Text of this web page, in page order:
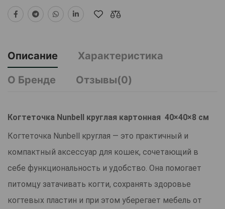
Описание
Характеристика
О Бренде
Отзывы(0)
Когтеточка Nunbell круглая картонная 40×40×8 см
Когтеточка Nunbell круглая — это практичный и
компактный аксессуар для кошек, сочетающий в
себе функциональность и удобство. Она помогает
питомцу затачивать когти, сохранять здоровье
когтевых пластин и при этом уберегает мебель от